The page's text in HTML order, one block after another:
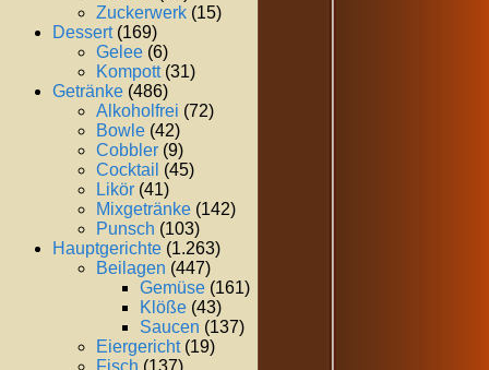
Zuckerwerk (15)
Dessert(169)
Gelee (6)
Kompott(31)
Getränke (486)
Alkoholfrei (72)
Bowle (42)
Cobbler (9)
Cocktail (45)
Likör (41)
Mixgetränke (142)
Punsch (103)
Hauptgerichte (1.263)
Beilagen (447)
Gemüse (161)
Klöße (43)
Saucen (137)
Eiergericht(19)